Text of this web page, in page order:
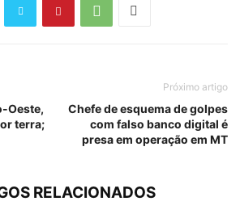
Oeste,
terra;
Próximo artigo
Chefe de esquema de golpes
com falso banco digital é
presa em operação em MT
RELACIONADOS